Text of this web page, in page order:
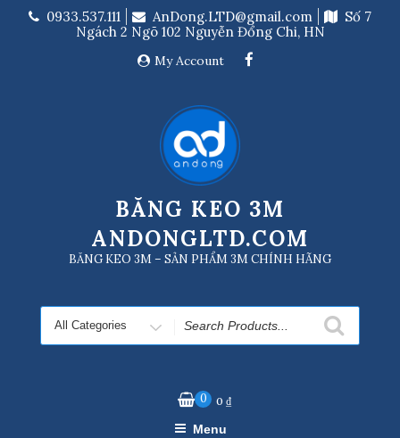
0933.537.111 AnDong.LTD@gmail.com
Số 7
Ngách 2 Ngõ 102 Nguyễn Đổng Chi, HN
My Account
BĂNG KEO 3M
ANDONGLTD.COM
BĂNG KEO 3M – SẢN PHẨM 3M CHÍNH HÃNG
Search
for
0 0₫
Menu